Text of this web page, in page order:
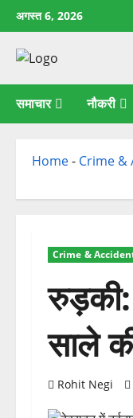
छोड़कर
सामग्री
अगस्त 6, 2026
समाचार नौकरी
Home- Crime &
Crime &
रुड़की:
साले
Rohit Negi